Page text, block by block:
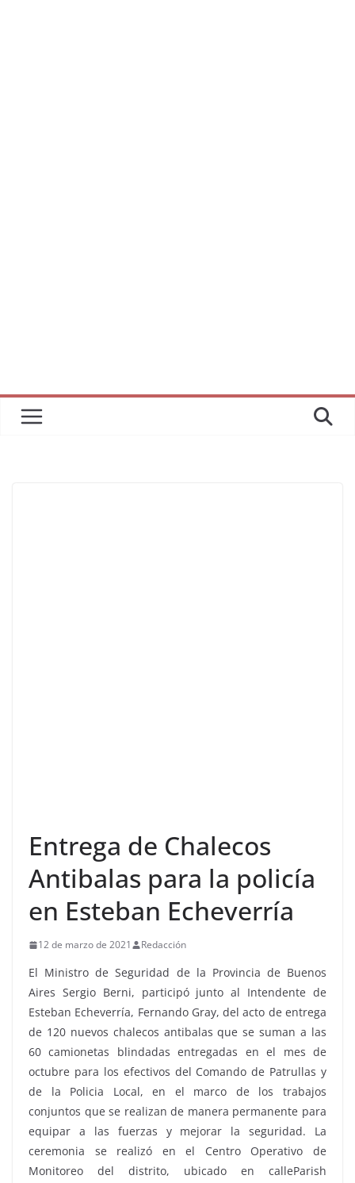
Entrega de Chalecos
Antibalas para la policía
en Esteban Echeverría
12 de marzo de 2021 Redacción
El Ministro de Seguridad de la Provincia de Buenos
Aires Sergio Berni, participó junto al Intendente de
Esteban Echeverría, Fernando Gray, del acto de entrega
de 120 nuevos chalecos antibalas que se suman a las
60 camionetas blindadas entregadas en el mes de
octubre para los efectivos del Comando de Patrullas y
de la Policia Local, en el marco de los trabajos
conjuntos que se realizan de manera permanente para
equipar a las fuerzas y mejorar la seguridad. La
ceremonia se realizó en el Centro Operativo de
Monitoreo del distrito, ubicado en calleParish